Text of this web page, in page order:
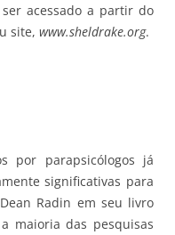
acessado a partir do
site, www.sheldrake.org.
por parapsicólogos já
significativas para
Radin em seu livro
maioria das pesquisas